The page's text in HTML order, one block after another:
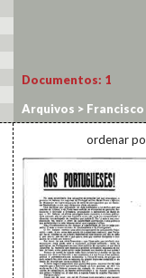
Documentos: 1
Arquivos >
Sindicalismo
ordenar